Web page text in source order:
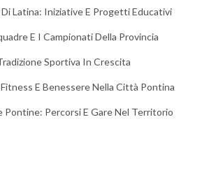
Latina: Iniziative E Progetti Educativi
E I Campionati Della Provincia
Sportiva In Crescita
E Benessere Nella Città Pontina
Pontine: Percorsi E Gare Nel Territorio